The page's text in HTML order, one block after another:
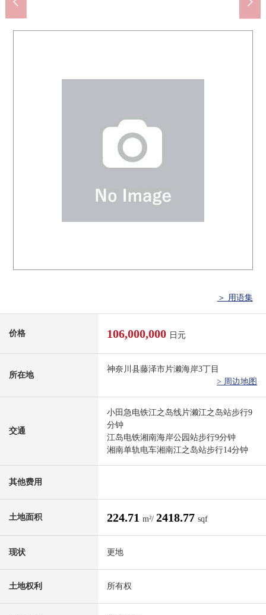
＞ 用语集
价格 106,000,000 日元
所在地
神奈川县藤泽市片濑海岸3丁目
> 周边地图
交通
小田急电铁江之岛线片濑江之岛站步行9
分钟
江岛电铁湘南海岸公园站步行9分钟
湘南单轨电车湘南江之岛站步行14分钟
其他费用
土地面积 224.71 m²/ 2418.77 sqf
现状 更地
土地权利 所有权